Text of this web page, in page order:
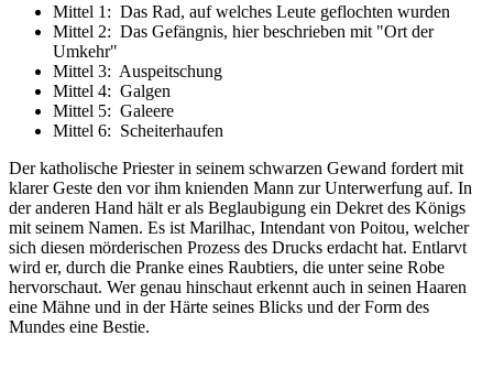
Mittel 1: Das Rad, auf welches Leute geflochten wurden
Mittel 2: Das Gefängnis, hier beschrieben mit "Ort der
Umkehr"
Mittel 3: Auspeitschung
Mittel 4: Galgen
Mittel 5: Galeere
Mittel 6: Scheiterhaufen
Der katholische Priester in seinem schwarzen Gewand fordert mit
klarer Geste den vor ihm knienden Mann zur Unterwerfung auf. In
der anderen Hand hält er als Beglaubigung ein Dekret des Königs
mit seinem Namen. Es ist Marilhac, Intendant von Poitou, welcher
sich diesen mörderischen Prozess des Drucks erdacht hat. Entlarvt
wird er, durch die Pranke eines Raubtiers, die unter seine Robe
hervorschaut. Wer genau hinschaut erkennt auch in seinen Haaren
eine Mähne und in der Härte seines Blicks und der Form des
Mundes eine Bestie.